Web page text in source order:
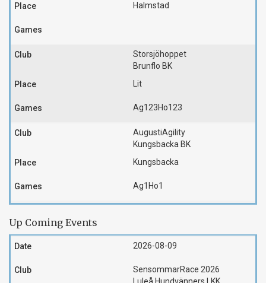
Halmstad
Storsjöhoppet
Brunflo BK
Lit
Ag123Ho123
AugustiAgility
Kungsbacka BK
Kungsbacka
Ag1 Ho1
Up Coming Events
2026-08-09
SensommarRace 2026